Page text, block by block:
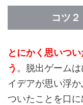
コツ
とにかく思いつ
う 。脱出ゲーム
イデアが思い浮
ついたことを口